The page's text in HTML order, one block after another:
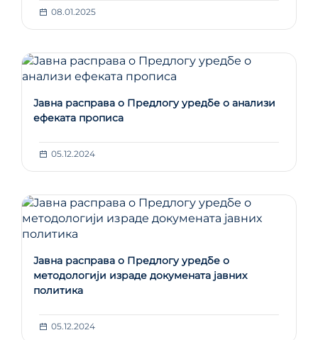
08.01.2025
Јавна расправа о Предлогу уредбе о анализи
ефеката прописа
05.12.2024
Јавна расправа о Предлогу уредбе о
методологији израде докумената јавних
политика
05.12.2024